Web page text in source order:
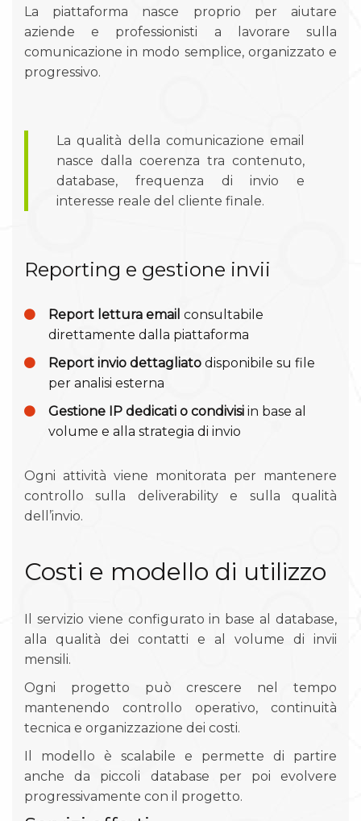
La piattaforma nasce proprio per aiutare
aziende e professionisti a lavorare sulla
comunicazione in modo semplice, organizzato e
progressivo.
La qualità della comunicazione email
nasce dalla coerenza tra contenuto,
database, frequenza di invio e
interesse reale del cliente finale.
Reporting e gestione invii
Report lettura email consultabile
direttamente dalla piattaforma
Report invio dettagliato disponibile su file
per analisi esterna
Gestione IP dedicati o condivisi in base al
volume e alla strategia di invio
Ogni attività viene monitorata per mantenere
controllo sulla deliverability e sulla qualità
dell’invio.
Costi e modello di utilizzo
Il servizio viene configurato in base al database,
alla qualità dei contatti e al volume di invii
mensili.
Ogni progetto può crescere nel tempo
mantenendo controllo operativo, continuità
tecnica e organizzazione dei costi.
Il modello è scalabile e permette di partire
anche da piccoli database per poi evolvere
progressivamente con il progetto.